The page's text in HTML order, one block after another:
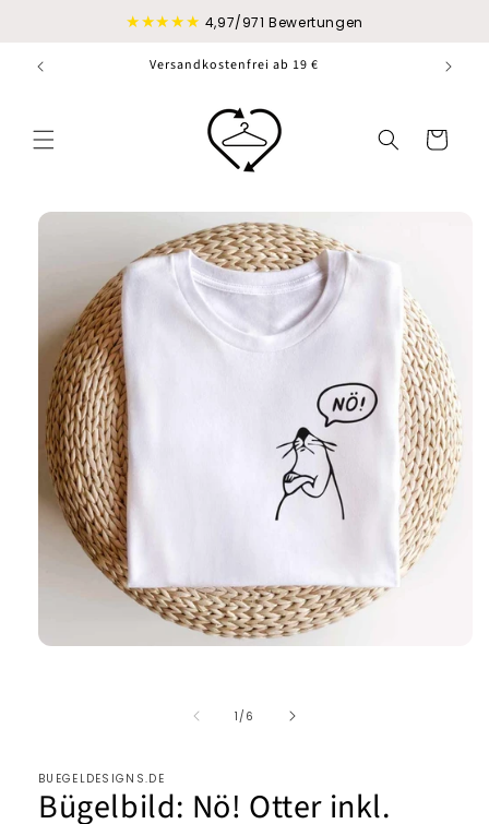
★★★★★ 4,97/971 Bewertungen
Versandkostenfrei ab 19 €
Warenkorb
1 /von
6
BUEGELDESIGNS.DE
Bügelbild: Nö! Otter inkl.